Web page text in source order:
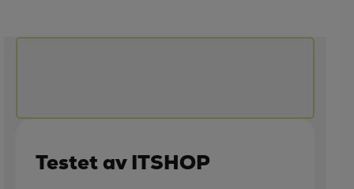
Testet av ITSHOP